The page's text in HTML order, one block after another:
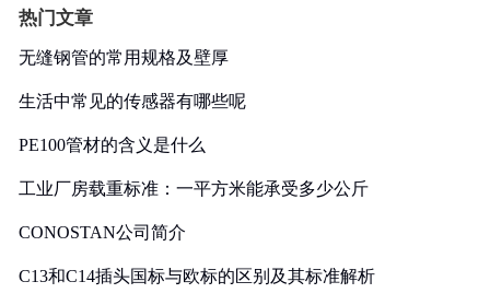
热门文章
无缝钢管的常用规格及壁厚
生活中常见的传感器有哪些呢
PE100管材的含义是什么
工业厂房载重标准：一平方米能承受多少公斤
CONOSTAN公司简介
C13和C14插头国标与欧标的区别及其标准解析